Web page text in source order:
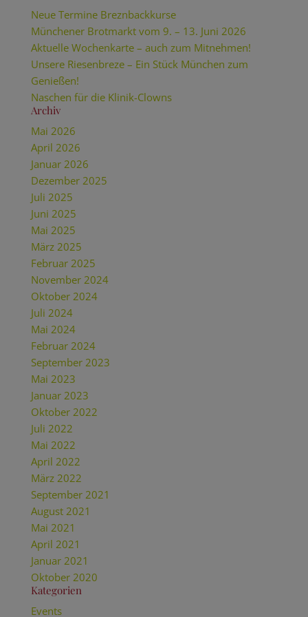
Neue Termine Breznbackkurse
Münchener Brotmarkt vom 9. – 13. Juni 2026
Aktuelle Wochenkarte – auch zum Mitnehmen!
Unsere Riesenbreze – Ein Stück München zum
Genießen!
Naschen für die Klinik-Clowns
Archiv
Mai 2026
April 2026
Januar 2026
Dezember 2025
Juli 2025
Juni 2025
Mai 2025
März 2025
Februar 2025
November 2024
Oktober 2024
Juli 2024
Mai 2024
Februar 2024
September 2023
Mai 2023
Januar 2023
Oktober 2022
Juli 2022
Mai 2022
April 2022
März 2022
September 2021
August 2021
Mai 2021
April 2021
Januar 2021
Oktober 2020
Kategorien
Events